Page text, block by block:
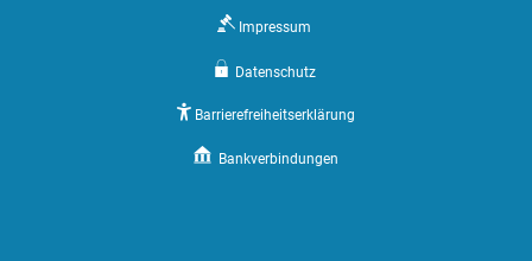
Impressum
Datenschutz
Barrierefreiheitserklärung
Bankverbindungen